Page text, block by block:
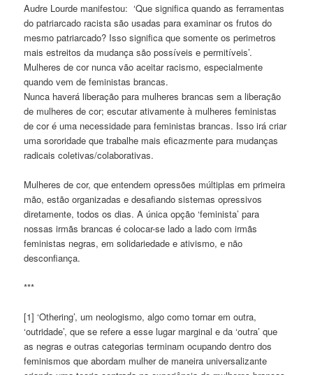
Audre Lourde manifestou: ‘Que significa quando as ferramentas
do patriarcado racista são usadas para examinar os frutos do
mesmo patriarcado? Isso significa que somente os perimetros
mais estreitos da mudança são possíveis e permitíveis’.
Mulheres de cor nunca vão aceitar racismo, especialmente
quando vem de feministas brancas.
Nunca haverá liberação para mulheres brancas sem a liberação
de mulheres de cor; escutar ativamente à mulheres feministas
de cor é uma necessidade para feministas brancas. Isso irá criar
uma sororidade que trabalhe mais eficazmente para mudanças
radicais coletivas/colaborativas.
Mulheres de cor, que entendem opressões múltiplas em primeira
mão, estão organizadas e desafiando sistemas opressivos
diretamente, todos os dias. A única opção ‘feminista’ para
nossas irmãs brancas é colocar-se lado a lado com irmãs
feministas negras, em solidariedade e ativismo, e não
desconfiança.
***
[1] ‘Othering’, um neologismo, algo como tornar em outra,
‘outridade’, que se refere a esse lugar marginal e da ‘outra’ que
as negras e outras categorias terminam ocupando dentro dos
feminismos que abordam mulher de maneira universalizante